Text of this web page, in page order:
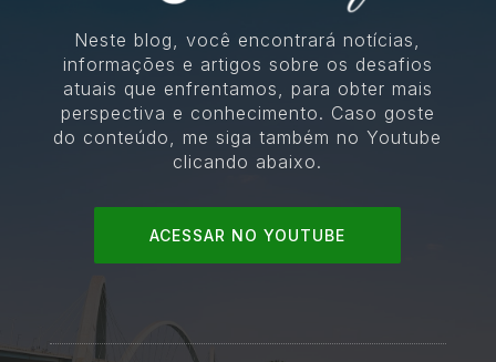
Neste blog, você encontrará notícias,
informações e artigos sobre os desafios
atuais que enfrentamos, para obter mais
perspectiva e conhecimento. Caso goste
do conteúdo, me siga também no Youtube
clicando abaixo.
ACESSAR NO YOUTUBE